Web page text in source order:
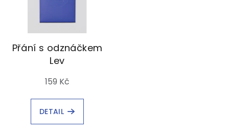
Přání s odznáčkem
Lev
159 Kč
DETAIL